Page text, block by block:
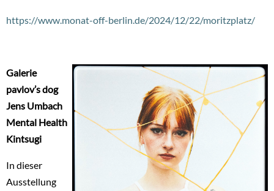
https://www.monat-off-berlin.de/2024/12/22/moritzplatz/
Galerie
pavlov’s dog
Jens Umbach
Mental Health
Kintsugi
In dieser
Ausstellung